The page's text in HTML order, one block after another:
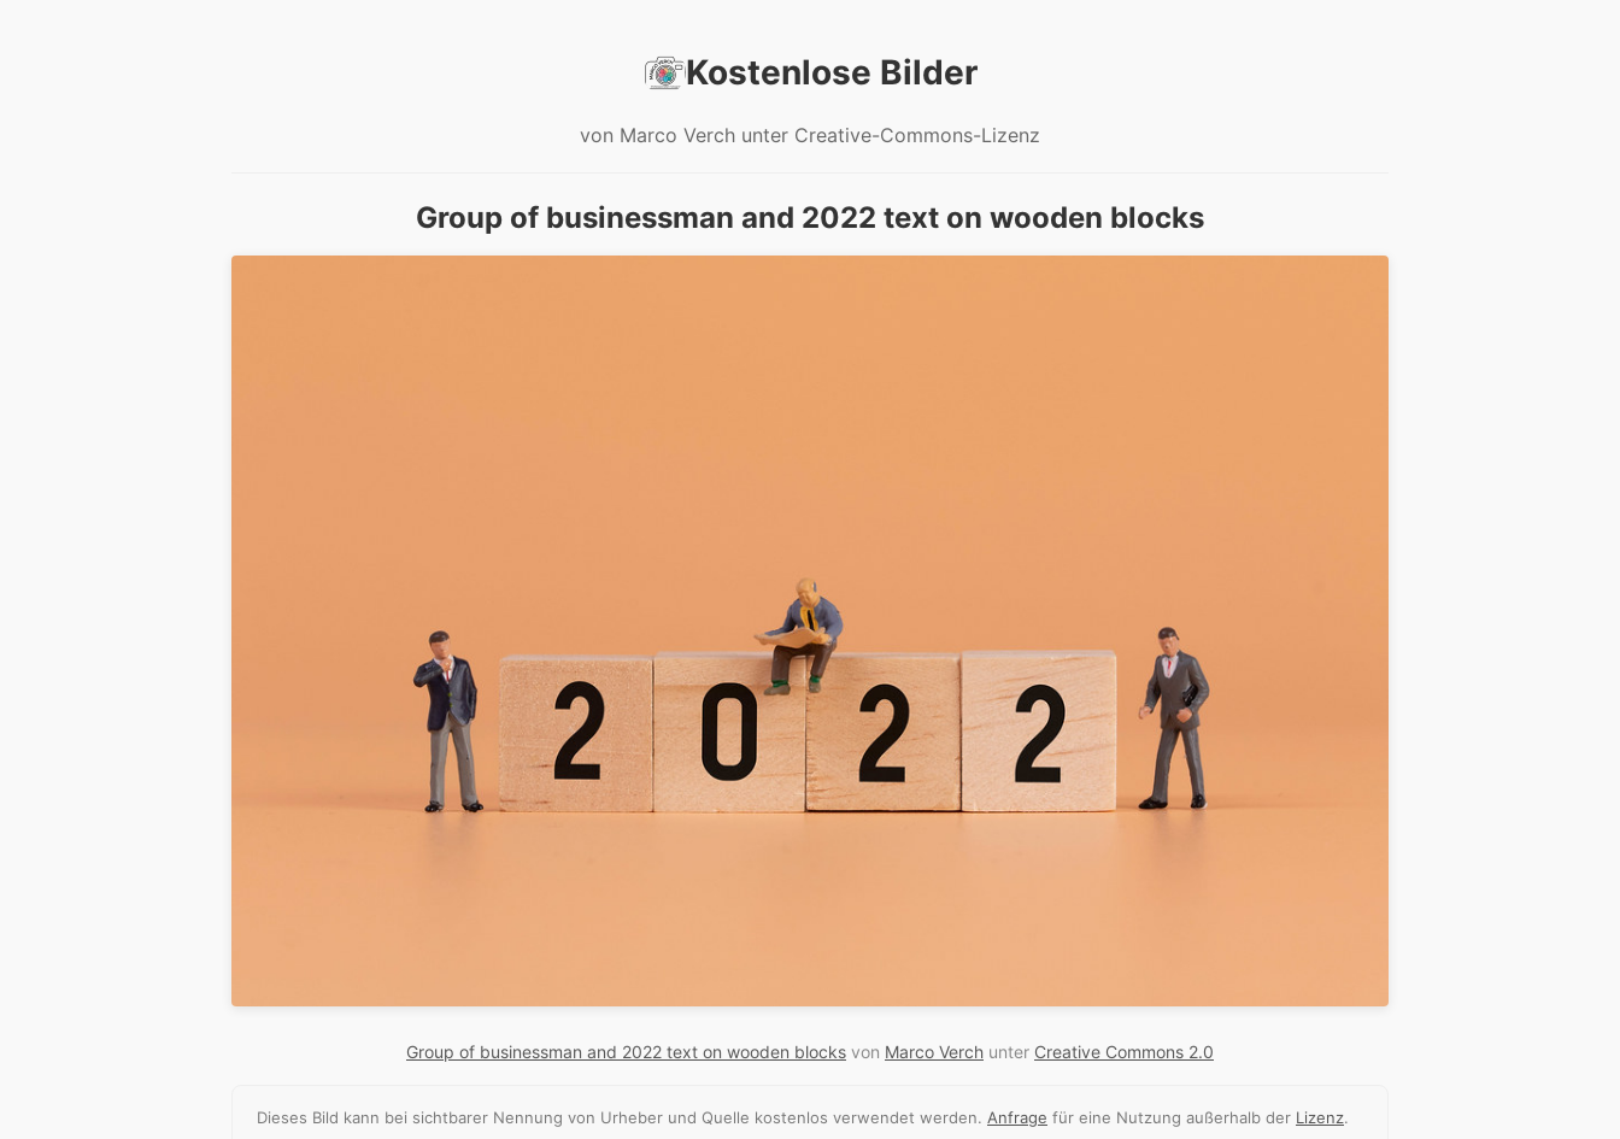
Kostenlose Bilder
von Marco Verch unter Creative-Commons-Lizenz
Group of businessman and 2022 text on wooden blocks
Group of businessman and 2022 text on wooden blocks von Marco Verch unter Creative Commons 2.0
Dieses Bild kann bei sichtbarer Nennung von Urheber und Quelle kostenlos verwendet werden. Anfrage für eine Nutzung außerhalb der Lizenz.